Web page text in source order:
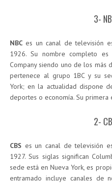
3-
NBC es un canal de televisión
1926. Su nombre completo es
Company siendo uno de los más
pertenece al grupo 1BC y su
York; en la actualidad dispone
deportes o economía. Su primera
2-
CBS es un canal de televisión
1927. Sus siglas significan
sede está en Nueva York, es
entramado incluye canales de